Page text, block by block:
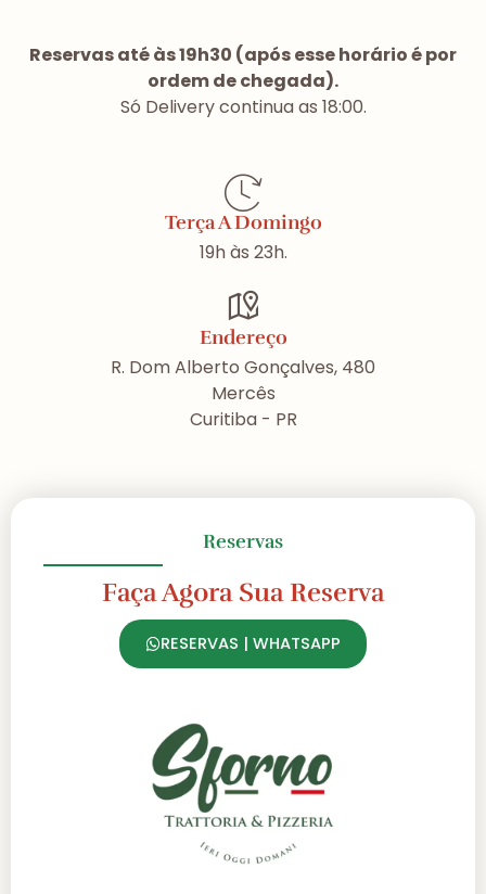
Reservas até às 19h30 (após esse horário é por
ordem de chegada).
Só Delivery continua as 18:00.
Terça A Domingo
19h às 23h.
Endereço
R. Dom Alberto Gonçalves, 480
Mercês
Curitiba - PR
Reservas
Faça Agora Sua Reserva
RESERVAS | WHATSAPP